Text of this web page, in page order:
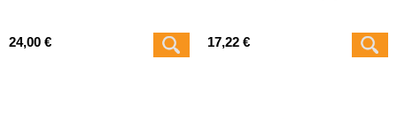
24,00 € 17,22 €